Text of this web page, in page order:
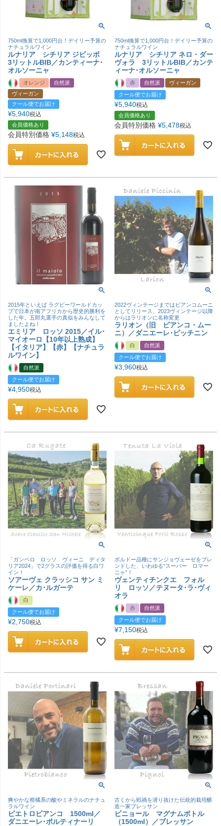
750ml換算で1,000円台！デイリー予算の
ナチュラルワイン
ルナリア シチリア ジビッボ
3リットルBIB／カンティーナ･
オルソーニャ
オレンジ
自然派
ヴィーガン
クール便でお届け
¥5,940税込
会員価格あり
会員特別価格 ¥5,148税込
750ml換算で1,000円台！デイリー予算の
ナチュラルワイン
ルナリア シチリア ネロ・ダー
ヴォラ 3リットルBIB／カンテ
ィーナ･オルソーニャ
赤 自然派
ヴィーガン
クール便でお届け
¥5,940税込
会員価格あり
会員特別価格 ¥5,478税込
2015年といえば ラグビーワールドカッ
プで日本が南アフリカから歴史的勝利を
した年。五郎丸選手の真似をみんなして
ましたよね！
エミリア ロッソ 2015／イル･
マイオーロ【10年以上熟成】
【イタリア】【赤】【ナチュラ
ルワイン】
自然派
クール便でお届け
¥4,950税込
2022ヴィンテージまではビアンコムーニ
としてリリース、2023ヴィンテージ以降
からはラリオンに名称変更
ラリオン（旧 ビアンコ・ムー
ニ）／ダニエーレ･ピッチニン
白
自然派
クール便でお届け
¥3,960税込
「ガンベロ ロッソ ヴィーニ ディタ
リア2024」で2グラスの評価を得る白ワ
イン！
ソアーヴェ クラッシコ サン ミ
ケーレ／カ･ルガーテ
白
クール便でお届け
¥2,750税込
ボルドー品種にサンジョヴェーゼをブレ
ンドした、いわゆる“スーパー ロマー
ニャ”！
ヴェンティチンクエ フォル
リ ロッソ／テヌータ･ラ･ヴィ
オラ
赤
自然派
クール便でお届け
¥7,150税込
爽やかな柑橘系の酸やミネラルのナチュ
ラルワイン
ピエトロビアンコ 1500ml／
ダニエーレ･ポルティナーリ
古くから戦禍を潜り抜けた伝統的栽培醸
造一家ブレッサン
ピニョール マグナムボトル
（1500ml）／ブレッサン